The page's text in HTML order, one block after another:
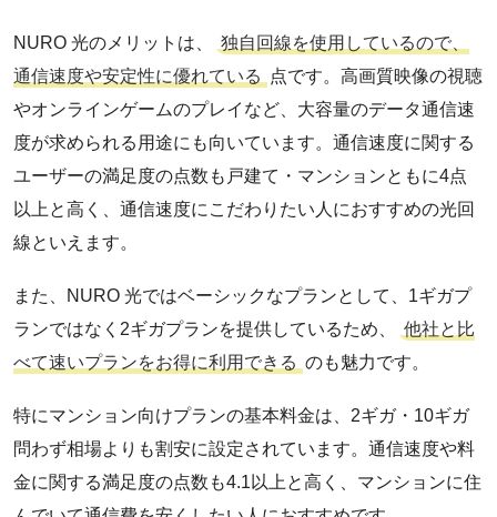
NURO 光のメリットは、
独自回線を使用しているので、
通信速度や安定性に優れている
点です。高画質映像の視聴
やオンラインゲームのプレイなど、大容量のデータ通信速
度が求められる用途にも向いています。通信速度に関する
ユーザーの満足度の点数も戸建て・マンションともに4点
以上と高く、通信速度にこだわりたい人におすすめの光回
線といえます。
また、NURO 光ではベーシックなプランとして、1ギガプ
ランではなく2ギガプランを提供しているため、
他社と比
べて速いプランをお得に利用できる のも魅力です。
特にマンション向けプランの基本料金は、2ギガ・10ギガ
問わず相場よりも割安に設定されています。通信速度や料
金に関する満足度の点数も4.1以上と高く、マンションに住